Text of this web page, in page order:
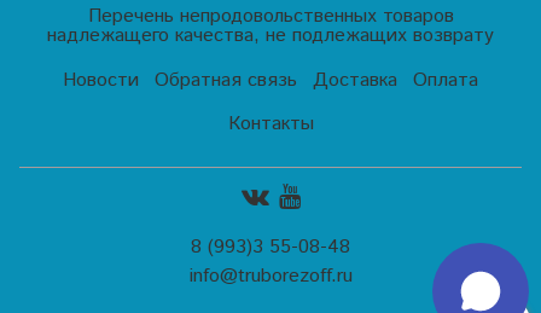
Перечень непродовольственных товаров
надлежащего качества, не подлежащих возврату
Новости
Обратная связь Доставка
Оплата
Контакты
8 (993)3 55-08-48
info@truborezoff.ru